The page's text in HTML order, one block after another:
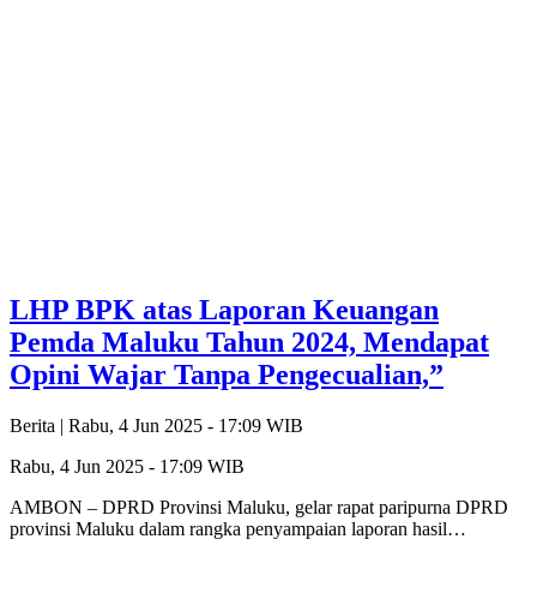
LHP BPK atas Laporan Keuangan
Pemda Maluku Tahun 2024, Mendapat
Opini Wajar Tanpa Pengecualian,”
Berita | Rabu, 4 Jun 2025 - 17:09 WIB
Rabu, 4 Jun 2025 - 17:09 WIB
AMBON – DPRD Provinsi Maluku, gelar rapat paripurna DPRD
provinsi Maluku dalam rangka penyampaian laporan hasil…